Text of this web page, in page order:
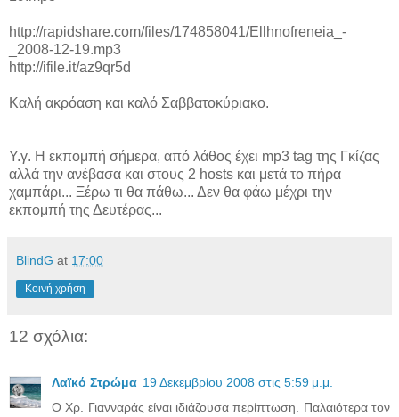
http://rapidshare.com/files/174858041/Ellhnofreneia_-
_2008-12-19.mp3
http://ifile.it/az9qr5d
Καλή ακρόαση και καλό Σαββατοκύριακο.
Υ.γ. Η εκπομπή σήμερα, από λάθος έχει mp3 tag της Γκίζας
αλλά την ανέβασα και στους 2 hosts και μετά το πήρα
χαμπάρι... Ξέρω τι θα πάθω... Δεν θα φάω μέχρι την
εκπομπή της Δευτέρας...
BlindG at 17:00
Κοινή χρήση
12 σχόλια:
Λαϊκό Στρώμα 19 Δεκεμβρίου 2008 στις 5:59 μ.μ.
Ο Χρ. Γιανναράς είναι ιδιάζουσα περίπτωση. Παλαιότερα τον